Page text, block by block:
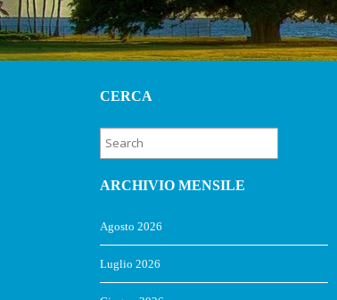
CERCA
ARCHIVIO MENSILE
Agosto 2026
Luglio 2026